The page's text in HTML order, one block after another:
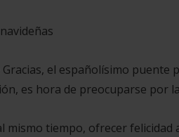
el españolísimo puente
es hora de preocuparse por
mismo tiempo, ofrecer felicidad